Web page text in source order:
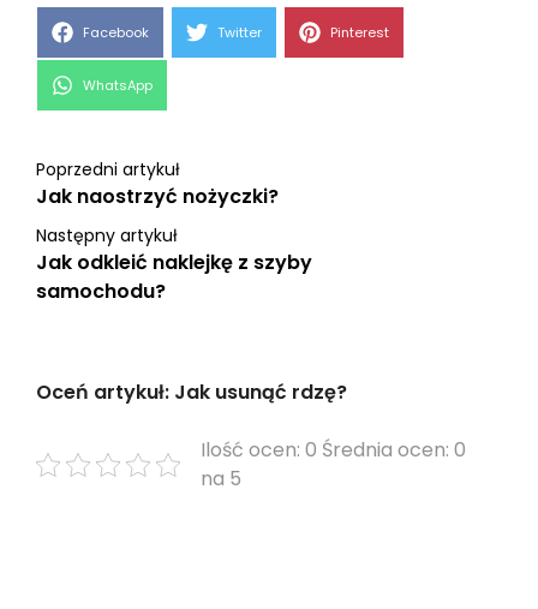
Share
Facebook Share
Twitter Share
Pinterest
Share
WhatsApp
Poprzedni artykuł
Jak naostrzyć nożyczki?
Następny artykuł
Jak odkleić naklejkę z szyby
samochodu?
Oceń artykuł: Jak usunąć rdzę?
Ilość ocen: 0 Średnia ocen: 0
na 5